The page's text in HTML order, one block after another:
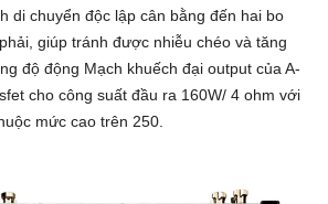
di chuyển độc lập cân bằng đến hai bo
giúp tránh được nhiễu chéo và tăng
độ động Mạch khuếch đại output của A-
cho công suất đầu ra 160W/ 4 ohm với
mức cao trên 250.